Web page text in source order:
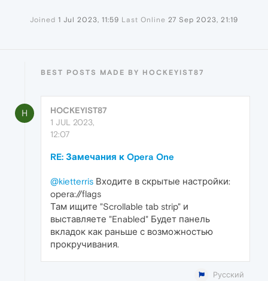
Joined 1 Jul 2023, 11:59 Last Online 27 Sep 2023, 21:19
BEST POSTS MADE BY HOCKEYIST87
H
HOCKEYIST87
1 JUL 2023,
12:07
RE: Замечания к Opera One
@kietterris Входите в скрытые настройки:
opera://flags
Там ищите "Scrollable tab strip" и
выставляете "Enabled" Будет панель
вкладок как раньше с возможностью
прокручивания.
Русский